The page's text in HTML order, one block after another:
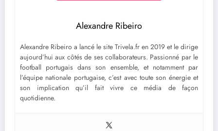
Alexandre Ribeiro
Alexandre Ribeiro a lancé le site Trivela.fr en 2019 et le dirige
aujourd’hui aux côtés de ses collaborateurs. Passionné par le
football portugais dans son ensemble, et notamment par
l’équipe nationale portugaise, c’est avec toute son énergie et
son implication qu’il fait vivre ce média de façon
quotidienne.